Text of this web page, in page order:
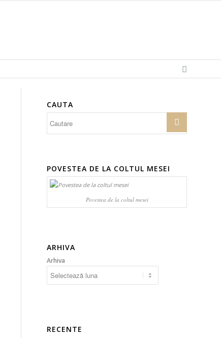
CAUTA
POVESTEA DE LA COLTUL MESEI
Povestea de la coltul mesei
ARHIVA
Arhiva
RECENTE